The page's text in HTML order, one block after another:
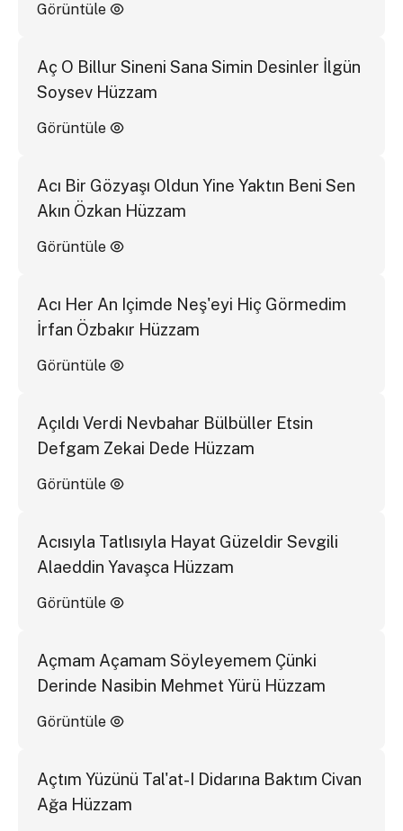
Görüntüle
Aç O Billur Sineni Sana Simin Desinler İlgün
Soysev Hüzzam
Görüntüle
Acı Bir Gözyaşı Oldun Yine Yaktın Beni Sen
Akın Özkan Hüzzam
Görüntüle
Acı Her An Içimde Neş'eyi Hiç Görmedim
İrfan Özbakır Hüzzam
Görüntüle
Açıldı Verdi Nevbahar Bülbüller Etsin
Defgam Zekai Dede Hüzzam
Görüntüle
Acısıyla Tatlısıyla Hayat Güzeldir Sevgili
Alaeddin Yavaşca Hüzzam
Görüntüle
Açmam Açamam Söyleyemem Çünki
Derinde Nasibin Mehmet Yürü Hüzzam
Görüntüle
Açtım Yüzünü Tal'at-I Didarına Baktım Civan
Ağa Hüzzam